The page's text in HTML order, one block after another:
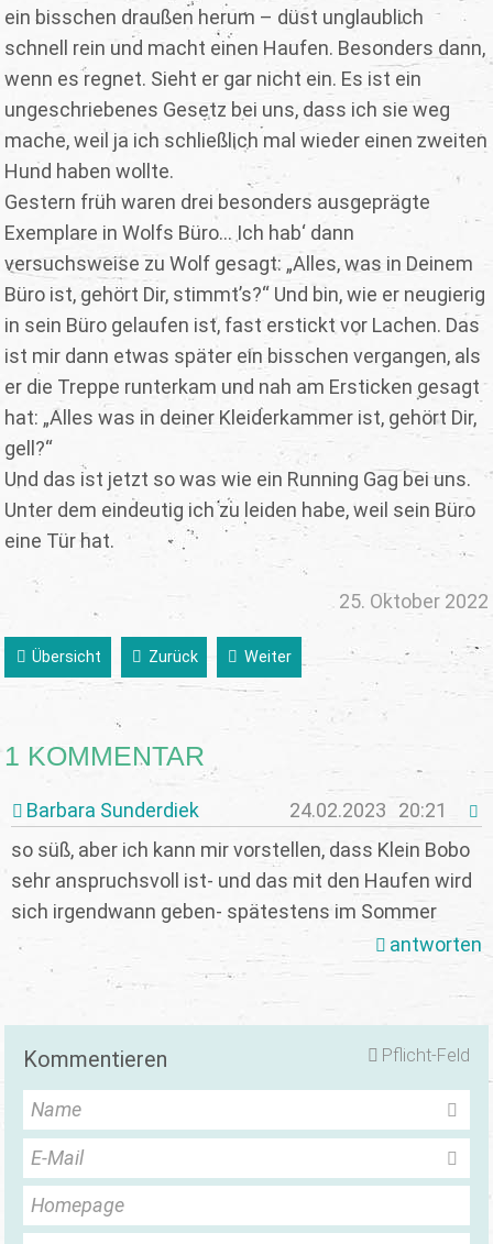
ein bisschen draußen herum – düst unglaublich
schnell rein und macht einen Haufen. Besonders dann,
wenn es regnet. Sieht er gar nicht ein. Es ist ein
ungeschriebenes Gesetz bei uns, dass ich sie weg
mache, weil ja ich schließlich mal wieder einen zweiten
Hund haben wollte.
Gestern früh waren drei besonders ausgeprägte
Exemplare in Wolfs Büro... Ich hab‘ dann
versuchsweise zu Wolf gesagt: „Alles, was in Deinem
Büro ist, gehört Dir, stimmt’s?“ Und bin, wie er neugierig
in sein Büro gelaufen ist, fast erstickt vor Lachen. Das
ist mir dann etwas später ein bisschen vergangen, als
er die Treppe runterkam und nah am Ersticken gesagt
hat: „Alles was in deiner Kleiderkammer ist, gehört Dir,
gell?“
Und das ist jetzt so was wie ein Running Gag bei uns.
Unter dem eindeutig ich zu leiden habe, weil sein Büro
eine Tür hat.
25. Oktober 2022
Übersicht Zurück Weiter
1 KOMMENTAR
Barbara Sunderdiek 24.02.2023
20:21
so süß, aber ich kann mir vorstellen, dass Klein Bobo
sehr anspruchsvoll ist- und das mit den Haufen wird
sich irgendwann geben- spätestens im Sommer
antworten
Pflicht-Feld
Kommentieren
Name
E-Mail
Homepage